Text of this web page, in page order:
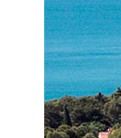
Zavod
Zavod
Zaposlenici
Euraxess
Misija i vizija
Upravno